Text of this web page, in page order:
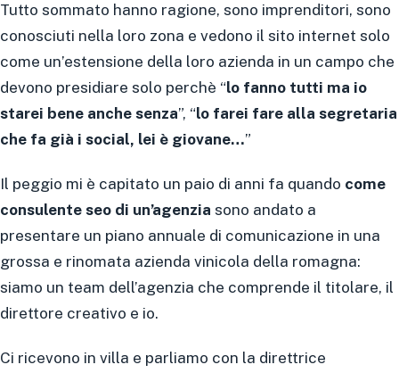
Tutto sommato hanno ragione, sono imprenditori, sono
conosciuti nella loro zona e vedono il sito internet solo
come un’estensione della loro azienda in un campo che
devono presidiare solo perchè “lo fanno tutti ma io
starei bene anche senza”, “lo farei fare alla segretaria
che fa già i social, lei è giovane…”
Il peggio mi è capitato un paio di anni fa quando come
consulente seo di un’agenzia sono andato a
presentare un piano annuale di comunicazione in una
grossa e rinomata azienda vinicola della romagna:
siamo un team dell’agenzia che comprende il titolare, il
direttore creativo e io.
Ci ricevono in villa e parliamo con la direttrice